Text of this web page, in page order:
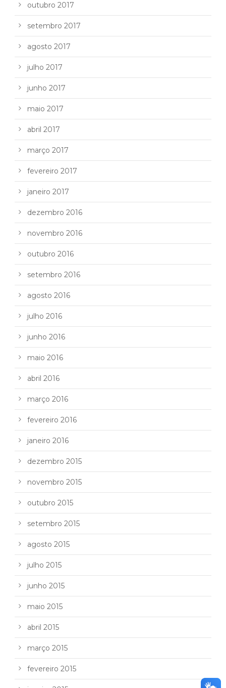
outubro 2017
setembro 2017
agosto 2017
julho 2017
junho 2017
maio 2017
abril 2017
março 2017
fevereiro 2017
janeiro 2017
dezembro 2016
novembro 2016
outubro 2016
setembro 2016
agosto 2016
julho 2016
junho 2016
maio 2016
abril 2016
março 2016
fevereiro 2016
janeiro 2016
dezembro 2015
novembro 2015
outubro 2015
setembro 2015
agosto 2015
julho 2015
junho 2015
maio 2015
abril 2015
março 2015
fevereiro 2015